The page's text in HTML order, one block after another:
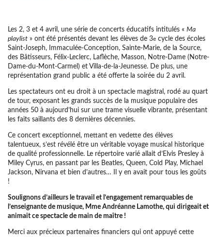
Les 2, 3 et 4 avril, une série de concerts éducatifs intitulés « Ma
playlist» ont été présentés devant les élèves de 3ecycle des écoles
Saint-Joseph, Immaculée-Conception, Sainte-Marie, de la Source,
des Bâtisseurs, Félix-Leclerc, Laflèche, Masson, Notre-Dame (Notre-
Dame-du-Mont-Carmel) et Villa-de-la-Jeunesse. De plus, une
représentation grand public a été offerte la soirée du 2 avril.
Les spectateurs ont eu droit à un spectacle magistral, rodé au quart
de tour, exposant les grands succès de la musique populaire des
années 50 à aujourd’hui sur une trame visuelle vibrante, présentant
les faits saillants des 8 dernières décennies.
Ce concert exceptionnel, mettant en vedette des élèves
talentueux, s’est révélé être un véritable voyage musical historique
de qualité professionnelle. Le répertoire varié allait d’Elvis Presley à
Miley Cyrus, en passant par les Beatles, Queen, Cold Play, Michael
Jackson, Nirvana et bien d’autres… Il y en avait pour tous les goûts
!
Soulignons d’ailleurs le travail et l’engagement remarquables de
l’enseignante de musique, Mme Andréanne Lamothe, qui dirigeait et
animait ce spectacle de main de maître !
Merci aux précieux partenaires financiers qui ont appuyé cette